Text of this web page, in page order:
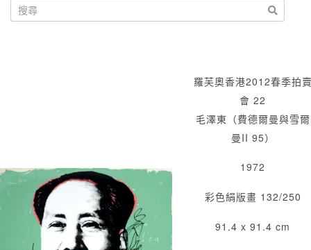
羅芙奧香港2012春季拍
會 22
毛澤東（費德爾曼與雪爾
曼II 95）
1972
彩色絹版畫 132/250
91.4 x 91.4 cm